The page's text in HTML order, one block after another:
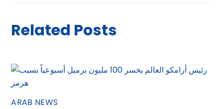
Related Posts
ARAB NEWS